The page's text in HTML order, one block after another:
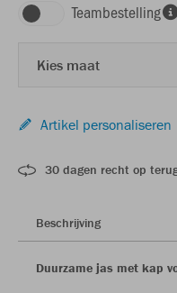
Teambestelling
Kies maat
Artikel personaliseren
30 dagen recht op
Beschrijving
Duurzame jas met kap